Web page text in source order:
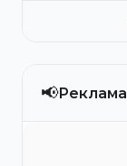
📢Реклама